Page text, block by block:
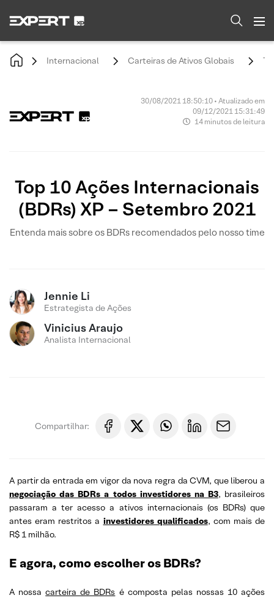
Internacional Carteiras de Ativos Globais
30/08/2021 18:50:10 • Atualizado em
09/12/2021 15:31:49
14 minutos de leitura
Top 10 Ações Internacionais
(BDRs) XP – Setembro 2021
Entenda mais sobre os BDRs recomendados pelo nosso time
Jennie Li
Estrategista de Ações
Vinicius Araujo
Analista Internacional
Compartilhar:
A partir da entrada em vigor da nova regra da CVM, que liberou a
negociação das BDRs a todos investidores na B3, brasileiros
passaram a ter acesso a ativos internacionais (os BDRs) que
antes eram restritos a investidores qualificados, com mais de
R$ 1 milhão.
E agora, como escolher os BDRs?
A nossacarteira de BDRs é composta pelas nossas 10 ações